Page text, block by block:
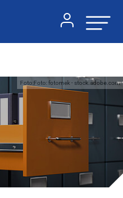
Foto:Foto: fotomek - stock.adobe.com